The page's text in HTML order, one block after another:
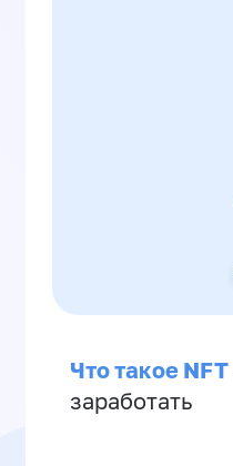
Что такое NFT
заработать